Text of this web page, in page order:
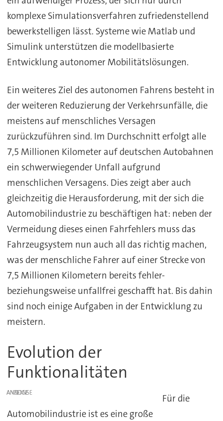
komplexe Simulationsverfahren zufriedenstellend
bewerkstelligen lässt. Systeme wie Matlab und
Simulink unterstützen die modellbasierte
Entwicklung autonomer Mobilitätslösungen.
Ein weiteres Ziel des autonomen Fahrens besteht in
der weiteren Reduzierung der Verkehrsunfälle, die
meistens auf menschliches Versagen
zurückzuführen sind. Im Durchschnitt erfolgt alle
7,5 Millionen Kilometer auf deutschen Autobahnen
ein schwerwiegender Unfall aufgrund
menschlichen Versagens. Dies zeigt aber auch
gleichzeitig die Herausforderung, mit der sich die
Automobilindustrie zu beschäftigen hat: neben der
Vermeidung dieses einen Fahrfehlers muss das
Fahrzeugsystem nun auch all das richtig machen,
was der menschliche Fahrer auf einer Strecke von
7,5 Millionen Kilometern bereits fehler-
beziehungsweise unfallfrei geschafft hat. Bis dahin
sind noch einige Aufgaben in der Entwicklung zu
meistern.
Evolution der
Funktionalitäten
ANZEIGE
Für die
Automobilindustrie ist es eine große